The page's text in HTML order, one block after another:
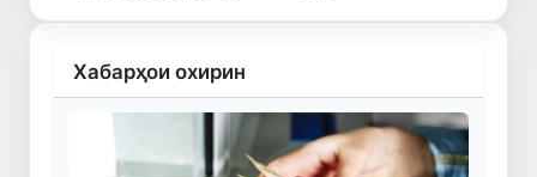
Хабарҳои охирин